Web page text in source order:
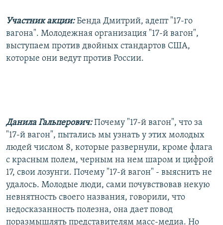
Участник акции: Бенда Дмитрий, адепт "17-го
вагона". Молодежная организация "17-й вагон",
выступаем против двойных стандартов США,
которые они ведут против России.
Данила Гальперович:Почему "17-й вагон", что за
"17-й вагон", пытались мы узнать у этих молодых
людей числом 8, которые развернули, кроме флага
с красным полем, черным на нем шаром и цифрой
17, свои лозунги. Почему "17-й вагон" - выяснить не
удалось. Молодые люди, сами почувствовав некую
невнятность своего названия, говорили, что
недосказанность полезна, она дает повод
поразмышлять представителям масс-медиа. Но